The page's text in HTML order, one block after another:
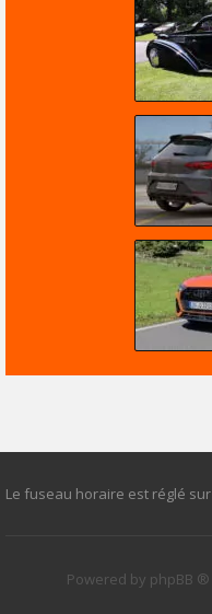
Le fuseau horaire est réglé sur
Powered by phpBB ®